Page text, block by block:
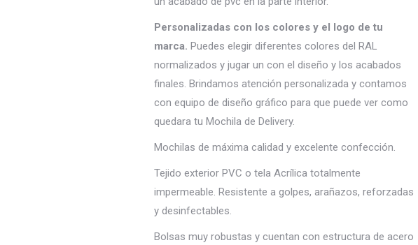
Personalizadas con los colores y el logo de tu
marca. Puedes elegir diferentes colores del RAL
normalizados y jugar un con el diseño y los acabados
finales. Brindamos atención personalizada y contamos
con equipo de diseño gráfico para que puede ver como
quedara tu Mochila de Delivery.
Mochilas de máxima calidad y excelente confección.
Tejido exterior PVC o tela Acrílica totalmente
impermeable. Resistente a golpes, arañazos, reforzadas
y desinfectables.
Bolsas muy robustas y cuentan con estructura de acero